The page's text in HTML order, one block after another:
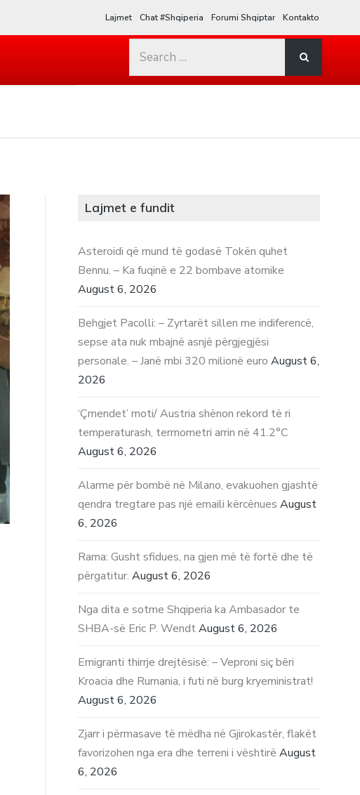
Lajmet Chat #Shqiperia Forumi Shqiptar Kontakto
Search
Lajmet e fundit
Asteroidi që mund të godasë Tokën quhet
Bennu. – Ka fuqinë e 22 bombave atomike
August 6, 2026
Behgjet Pacolli: – Zyrtarët sillen me indiferencë,
sepse ata nuk mbajnë asnjë përgjegjësi
personale. – Janë mbi 320 milionë euro August 6,
2026
‘Çmendet’ moti/ Austria shënon rekord të ri
temperaturash, termometri arrin në 41.2°C
August 6, 2026
Alarme për bombë në Milano, evakuohen gjashtë
qendra tregtare pas një emaili kërcënues August
6, 2026
Rama: Gusht sfidues, na gjen më të fortë dhe të
përgatitur. August 6, 2026
Nga dita e sotme Shqiperia ka Ambasador te
SHBA-së Eric P. Wendt August 6, 2026
Emigranti thirrje drejtësisë: – Veproni siç bëri
Kroacia dhe Rumania, i futi në burg kryeministrat!
August 6, 2026
Zjarr i përmasave të mëdha në Gjirokastër, flakët
favorizohen nga era dhe terreni i vështirë August
6, 2026